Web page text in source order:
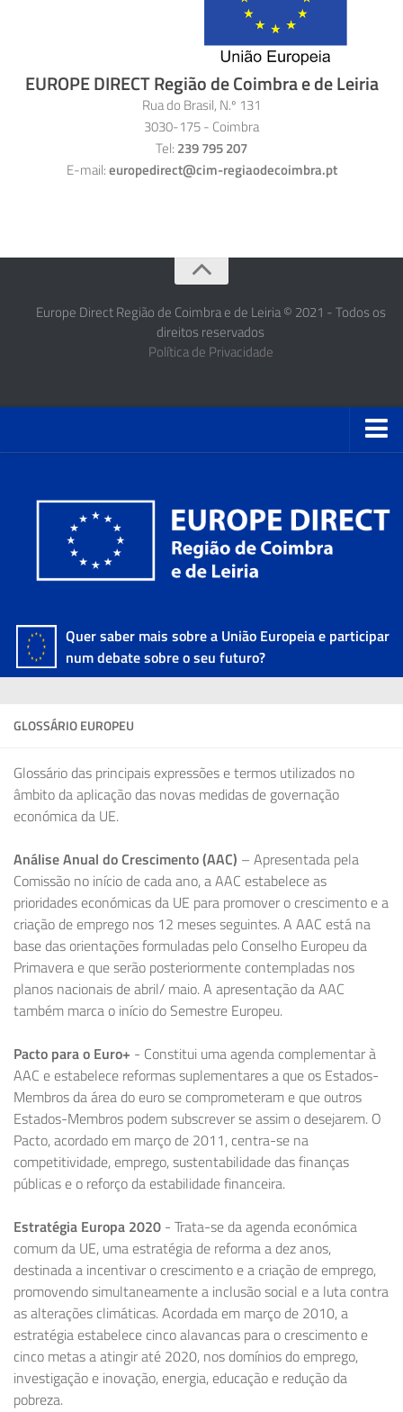
EUROPE DIRECT Região de Coimbra e de Leiria
Rua do Brasil, N.º 131
3030-175 - Coimbra
Tel: 239 795 207
E-mail:europedirect@cim-regiaodecoimbra.pt
Europe Direct Região de Coimbra e de Leiria © 2021 - Todos os
direitos reservados
Política de Privacidade
Quer saber mais sobre a União Europeia e participar
num debate sobre o seu futuro?
GLOSSÁRIO EUROPEU
Glossário das principais expressões e termos utilizados no
âmbito da aplicação das novas medidas de governação
económica da UE.
Análise Anual do Crescimento (AAC) – Apresentada pela
Comissão no início de cada ano, a AAC estabelece as
prioridades económicas da UE para promover o crescimento e a
criação de emprego nos 12 meses seguintes. A AAC está na
base das orientações formuladas pelo Conselho Europeu da
Primavera e que serão posteriormente contempladas nos
planos nacionais de abril/ maio. A apresentação da AAC
também marca o início do Semestre Europeu.
Pacto para o Euro+ - Constitui uma agenda complementar à
AAC e estabelece reformas suplementares a que os Estados-
Membros da área do euro se comprometeram e que outros
Estados-Membros podem subscrever se assim o desejarem. O
Pacto, acordado em março de 2011, centra-se na
competitividade, emprego, sustentabilidade das finanças
públicas e o reforço da estabilidade financeira.
Estratégia Europa 2020 - Trata-se da agenda económica
comum da UE, uma estratégia de reforma a dez anos,
destinada a incentivar o crescimento e a criação de emprego,
promovendo simultaneamente a inclusão social e a luta contra
as alterações climáticas. Acordada em março de 2010, a
estratégia estabelece cinco alavancas para o crescimento e
cinco metas a atingir até 2020, nos domínios do emprego,
investigação e inovação, energia, educação e redução da
pobreza.